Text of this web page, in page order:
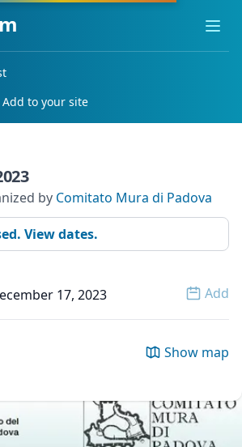
Add to your site
by Comitato Mura di Padova
View dates.
17, 2023 Add
Show map